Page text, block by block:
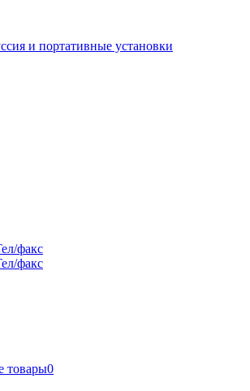
и портативные установки
факс
факс
товары0